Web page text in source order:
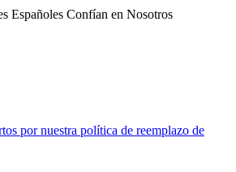
Españoles Confían en Nosotros
por nuestra política de reemplazo de